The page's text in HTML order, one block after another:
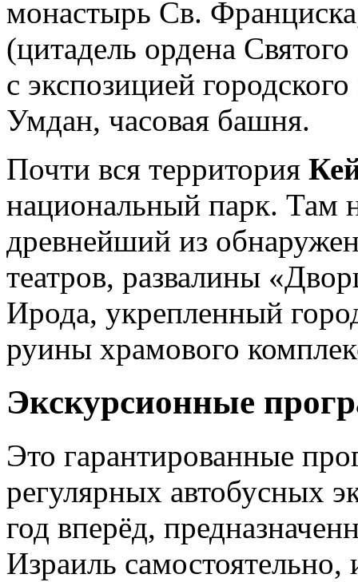
монастырь Св.
(цитадель ордена
с экспозицией
Умдан, часовая башня.
Почти вся территория
национальный парк. Там
древнейший из
театров, развалины
Ирода, укрепленный
руины храмового
Экскурсионные
Это гарантированные
регулярных автобусных
год вперёд,
Израиль